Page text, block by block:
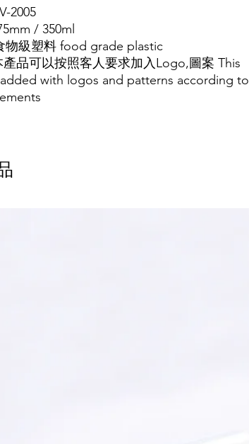
2005
/ 350ml
物級塑料 food grade plastic
品可以按照客人要求加入Logo,圖案 This
with logos and patterns according to